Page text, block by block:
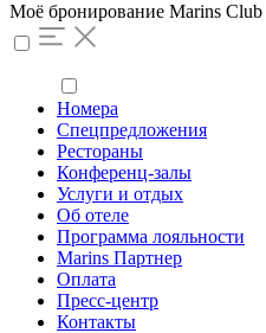
Моё бронирование Marins Club
Номера
Спецпредложения
Рестораны
Конференц-залы
Услуги и отдых
Об отеле
Программа лояльности
Marins Партнер
Оплата
Пресс-центр
Контакты